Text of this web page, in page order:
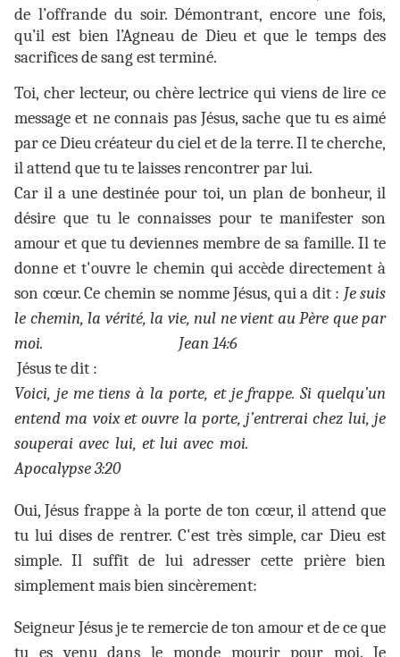
de l’offrande du soir. Démontrant, encore une fois,
qu’il est bien l’Agneau de Dieu et que le temps des
sacrifices de sang est terminé.
Toi, cher lecteur, ou chère lectrice qui viens de lire ce
message et ne connais pas Jésus, sache que tu es aimé
par ce Dieu créateur du ciel et de la terre. Il te cherche,
il attend que tu te laisses rencontrer par lui.
Car il a une destinée pour toi, un plan de bonheur, il
désire que tu le connaisses pour te manifester son
amour et que tu deviennes membre de sa famille. Il te
donne et t'ouvre le chemin qui accède directement à
son cœur. Ce chemin se nomme Jésus, qui a dit : Je suis
le chemin, la vérité, la vie, nul ne vient au Père que par
moi.
Jean 14:6
Jésus te dit :
Voici, je me tiens à la porte, et je frappe. Si quelqu’un
entend ma voix et ouvre la porte, j’entrerai chez lui, je
souperai avec lui, et lui avec moi.
Apocalypse 3:20
Oui, Jésus frappe à la porte de ton cœur, il attend que
tu lui dises de rentrer. C'est très simple, car Dieu est
simple. Il suffit de lui adresser cette prière bien
simplement mais bien sincèrement:
Seigneur Jésus je te remercie de ton amour et de ce que
tu es venu dans le monde mourir pour moi. Je